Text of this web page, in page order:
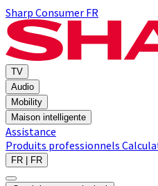
Sharp Consumer FR
TV
Audio
Mobility
Maison intelligente
Assistance
Produits professionnels
FR | FR